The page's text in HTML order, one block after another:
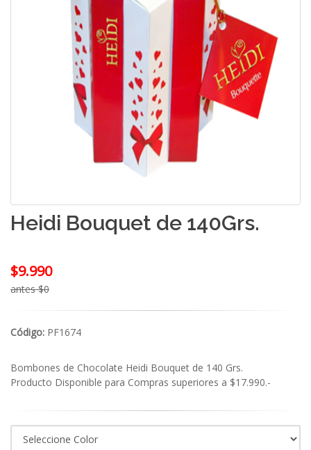
Heidi Bouquet de 140Grs.
$9.990
antes $0
Código: PF1674
Bombones de Chocolate Heidi Bouquet de 140 Grs.
Producto Disponible para Compras superiores a $17.990.-